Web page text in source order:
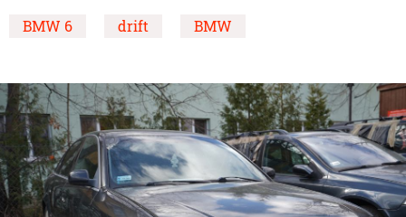
BMW 6 drift BMW